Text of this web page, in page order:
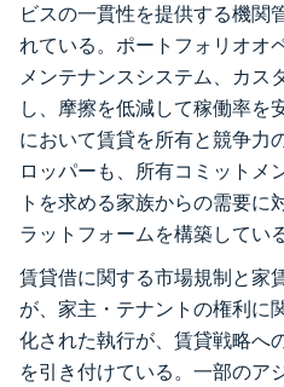
ビスの一貫性を提供する機関
れている。ポートフォリオオ
メンテナンスシステム、カス
し、摩擦を低減して稼働率を
において賃貸を所有と競争力
ロッパーも、所有コミットメ
トを求める家族からの需要に
ラットフォームを構築している
賃貸借に関する市場規制と家
が、家主・テナントの権利に
化された執行が、賃貸戦略へ
を引き付けている。一部のア